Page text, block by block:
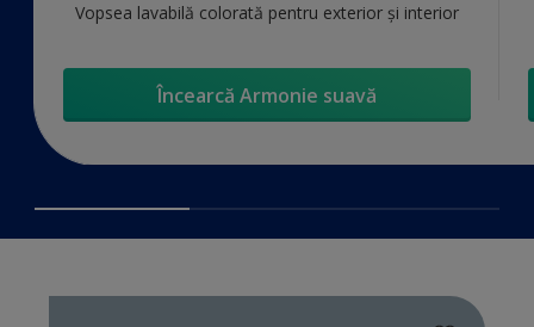
Vopsea lavabilă colorată pentru exterior și interior
Încearcă Armonie suavă